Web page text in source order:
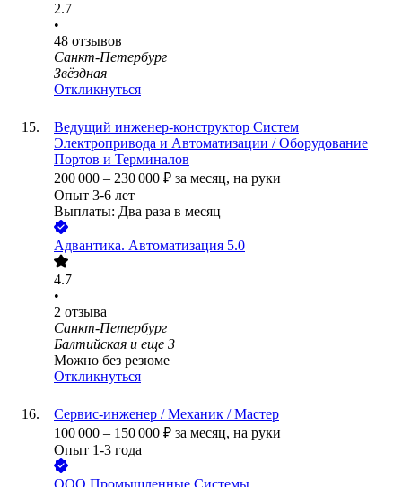
2.7
•
48 отзывов
Санкт-Петербург
Звёздная
Откликнуться
Ведущий инженер-конструктор Систем
Электропривода и Автоматизации / Оборудование
Портов и Терминалов
200 000 – 230 000 ₽ за месяц, на руки
Опыт 3-6 лет
Выплаты: Два раза в месяц
Адвантика. Автоматизация 5.0
4.7
•
2 отзыва
Санкт-Петербург
Балтийская и еще 3
Можно без резюме
Откликнуться
Сервис-инженер / Механик / Мастер
100 000 – 150 000 ₽ за месяц, на руки
Опыт 1-3 года